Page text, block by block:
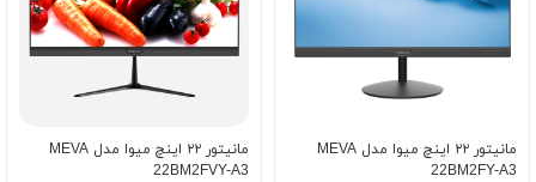
مانیتور ۲۲ اینچ میوا مدل MEVA
22BM2FY-A3
مانیتور ۲۲ اینچ میوا مدل MEVA
22BM2FVY-A3